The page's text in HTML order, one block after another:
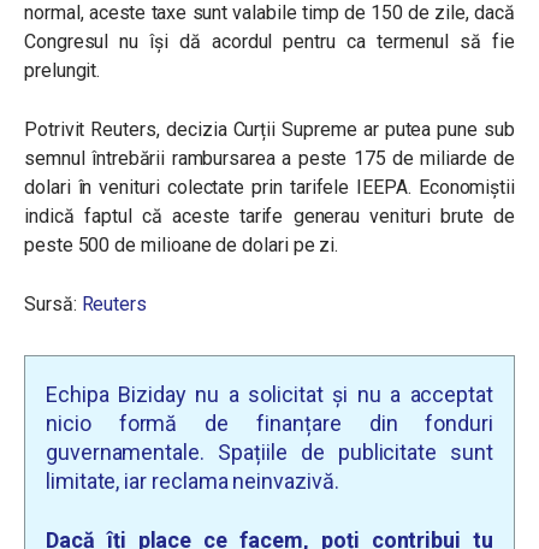
normal, aceste taxe sunt valabile timp de 150 de zile, dacă
Congresul nu își dă acordul pentru ca termenul să fie
prelungit.
Potrivit Reuters, decizia Curții Supreme ar putea pune sub
semnul întrebării rambursarea a peste 175 de miliarde de
dolari în venituri colectate prin tarifele IEEPA. Economiștii
indică faptul că aceste tarife generau venituri brute de
peste 500 de milioane de dolari pe zi.
Sursă: Reuters
Echipa Biziday nu a solicitat și nu a acceptat
nicio formă de finanțare din fonduri
guvernamentale. Spațiile de publicitate sunt
limitate, iar reclama neinvazivă.
Dacă îți place ce facem, poți contribui tu